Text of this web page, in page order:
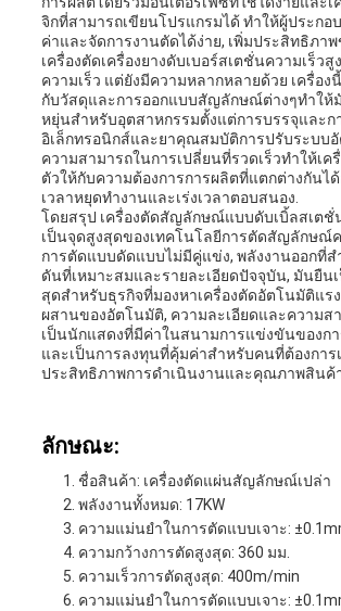
จิกที่สามารถเขียนโปรแกรมได้ ทําให้ผู้ประกอ
ค่าและจัดการงานตัดได้ง่าย, เพิ่มประสิทธิภาพ
เครื่องตัดเครื่องยางดับเบอร์สเตชั่นความเร็วสู
ความเร็ว แต่ยังมีความหลากหลายด้วย เครื่อง
กับวัสดุและการออกแบบสัญลักษณ์ต่างๆทําให้
หยุ่นสําหรับอุตสาหกรรมตั้งแต่การบรรจุและก
อิเล็กทรอนิกส์และยาคุณสมบัติการปรับระบบ
ความสามารถในการเปลี่ยนที่รวดเร็วทําให้เค
ตัวให้กับความต้องการการผลิตที่แตกต่างกันไ
เวลาหยุดทํางานและเร่งเวลาตอบสนอง.
โดยสรุป เครื่องตัดสัญลักษณ์แบบดับเบิ้ลสเตชั่
เป็นจุดสูงสุดของเทคโนโลยีการตัดสัญลักษณ์
การตัดแบบดัดแบบไม่มีคู่แข่ง, พลังงานออกที่
ดันที่เหมาะสมและรายละเอียดปัจจุบัน, มันยืน
สุดสําหรับธุรกิจที่มองหาเครื่องตัดอัตโนมัติแร
ผสานของอัตโนมัติ, ความละเอียดและความส
เป็นนักแสดงที่มีค่าในสนามการแข่งขันของ
และเป็นการลงทุนที่คุ้มค่าสําหรับคนที่ต้องการ
ประสิทธิภาพการดําเนินงานและคุณภาพสินค้
ลักษณะ:
ชื่อสินค้า: เครื่องตัดแผ่นสัญลักษณ์เปล่า
พลังงานทั้งหมด: 17KW
ความแม่นยําในการตัดแบบเจาะ:
ความกว้างการตัดสูงสุด: 360 มม.
ความเร็วการตัดสูงสุด: 400m/min
ความแม่นยําในการตัดแบบเจาะ: